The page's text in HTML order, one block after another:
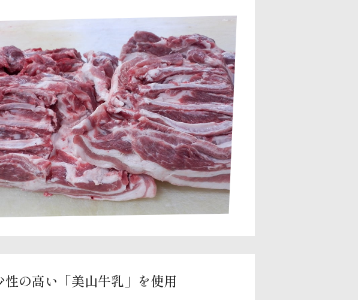
性の高い「美山牛乳」を使用